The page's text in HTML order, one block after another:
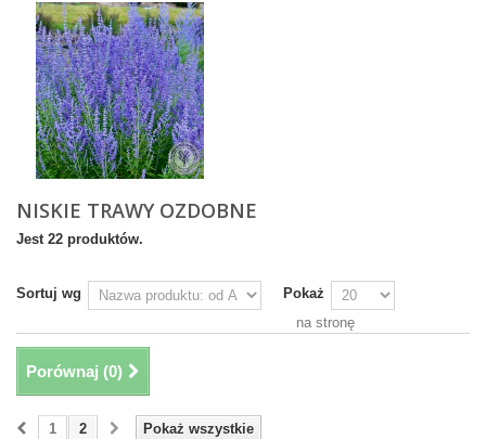
NISKIE TRAWY OZDOBNE
Jest 22 produktów.
Sortuj wg
Pokaż
na stronę
Porównaj (0)
Pokaż wszystkie
1 2